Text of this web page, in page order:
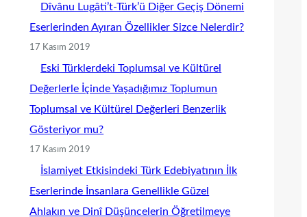
Dîvânu Lugâti’t-Türk’ü Diğer Geçiş Dönemi
Eserlerinden Ayıran Özellikler Sizce Nelerdir?
17 Kasım 2019
Eski Türklerdeki Toplumsal ve Kültürel
Değerlerle İçinde Yaşadığımız Toplumun
Toplumsal ve Kültürel Değerleri Benzerlik
Gösteriyor mu?
17 Kasım 2019
İslamiyet Etkisindeki Türk Edebiyatının İlk
Eserlerinde İnsanlara Genellikle Güzel
Ahlakın ve Dinî Düşüncelerin Öğretilmeye